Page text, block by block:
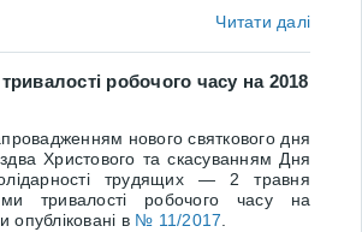
Читати далі
робочого часу на 2018
нового святкового дня
Христового та скасуванням Дня
трудящих — 2 травня
тривалості робочого часу на
в № 11/2017